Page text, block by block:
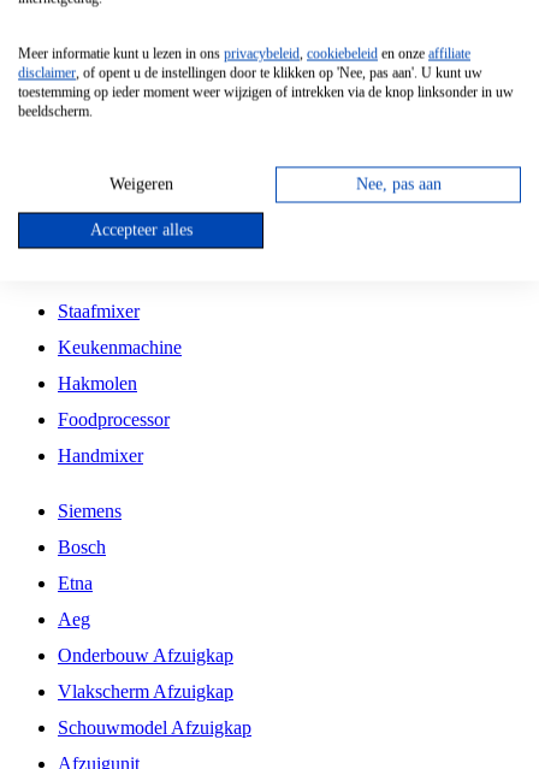
Vrijstaande Magnetron
Vrijstaande Kookplaat
Inbouw Gaskookplaat
Inbouw Keramische Kookplaat
Kookplaat Accessoires
Staafmixer
Keukenmachine
Hakmolen
Foodprocessor
Handmixer
Siemens
Bosch
Etna
Aeg
Onderbouw Afzuigkap
Vlakscherm Afzuigkap
Schouwmodel Afzuigkap
Afzuigunit
Meer informatie kunt u lezen in ons privacybeleid, cookiebeleid en onze affiliate
disclaimer, of opent u de instellingen door te klikken op 'Nee, pas aan'. U kunt uw
toestemming op ieder moment weer wijzigen of intrekken via de knop linksonder in uw
beeldscherm.
Weigeren Nee, pas aan
Accepteer alles